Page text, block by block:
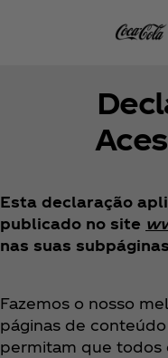
Esta declaração
publicado no site
nas suas
Fazemos o nosso
páginas de
permitam que todos